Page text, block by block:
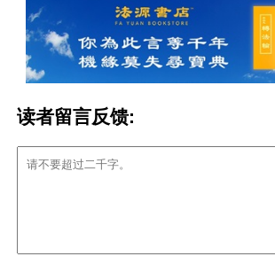
读者留言反馈: